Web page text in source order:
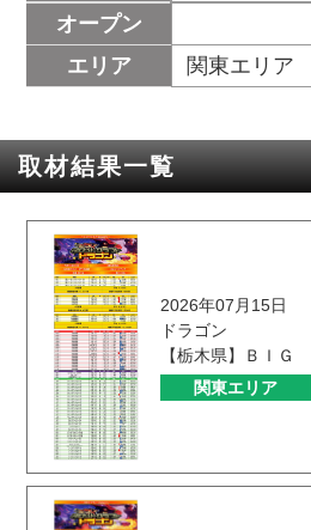
オープン
エリア
関東エリア
取材結果一覧
2026年07月15日
ドラゴン
【栃木県】ＢＩＧ
関東エリア